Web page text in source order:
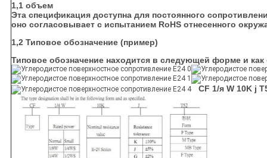
1,1 объем
Эта спецификация доступна для постоянного
оно согласовывает с испытанием RoHS отнесенного
1,2 Типовое обозначение (пример)
Типовое обозначение находится в следующей форме и как
CF 1/я W 10K j